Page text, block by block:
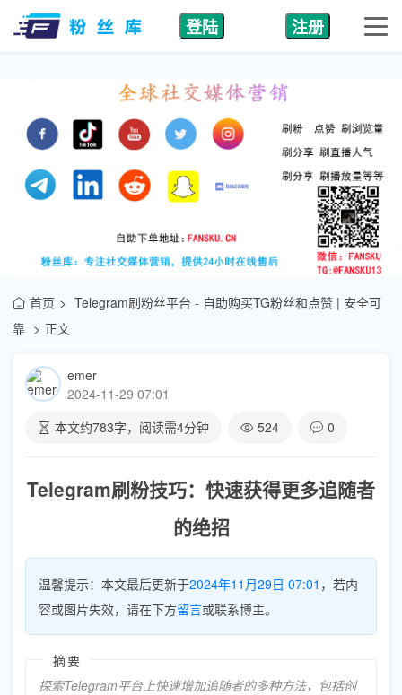
登陆 注册
首页
Telegram刷粉丝平台 - 自助购买TG粉丝和点赞 | 安全可
靠
正文
emer
2024-11-29 07:01
本文约783字，阅读需4分钟 524 0
Telegram刷粉技巧：快速获得更多追随者
的绝招
温馨提示：本文最后更新于2024年11月29日 07:01 ，若内
容或图片失效，请在下方留言或联系博主。
摘要
探索Telegram平台上快速增加追随者的多种方法，包括创